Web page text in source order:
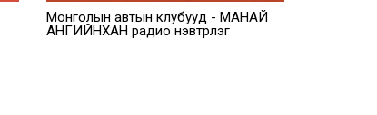
Монголын автын клубууд - МАНАЙ
АНГИЙНХАН радио нэвтрүүлэг